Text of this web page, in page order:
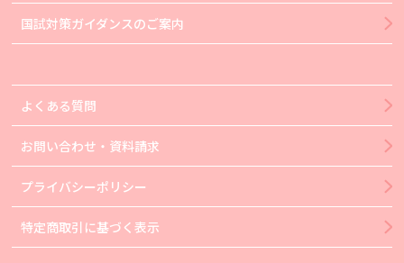
国試対策ガイダンスのご案内
よくある質問
お問い合わせ・資料請求
プライバシーポリシー
特定商取引に基づく表示